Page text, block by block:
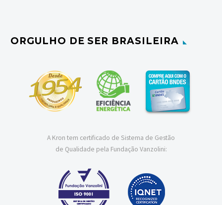
ORGULHO DE SER BRASILEIRA
A Kron tem certificado de Sistema de Gestão
de Qualidade pela Fundação Vanzolini: